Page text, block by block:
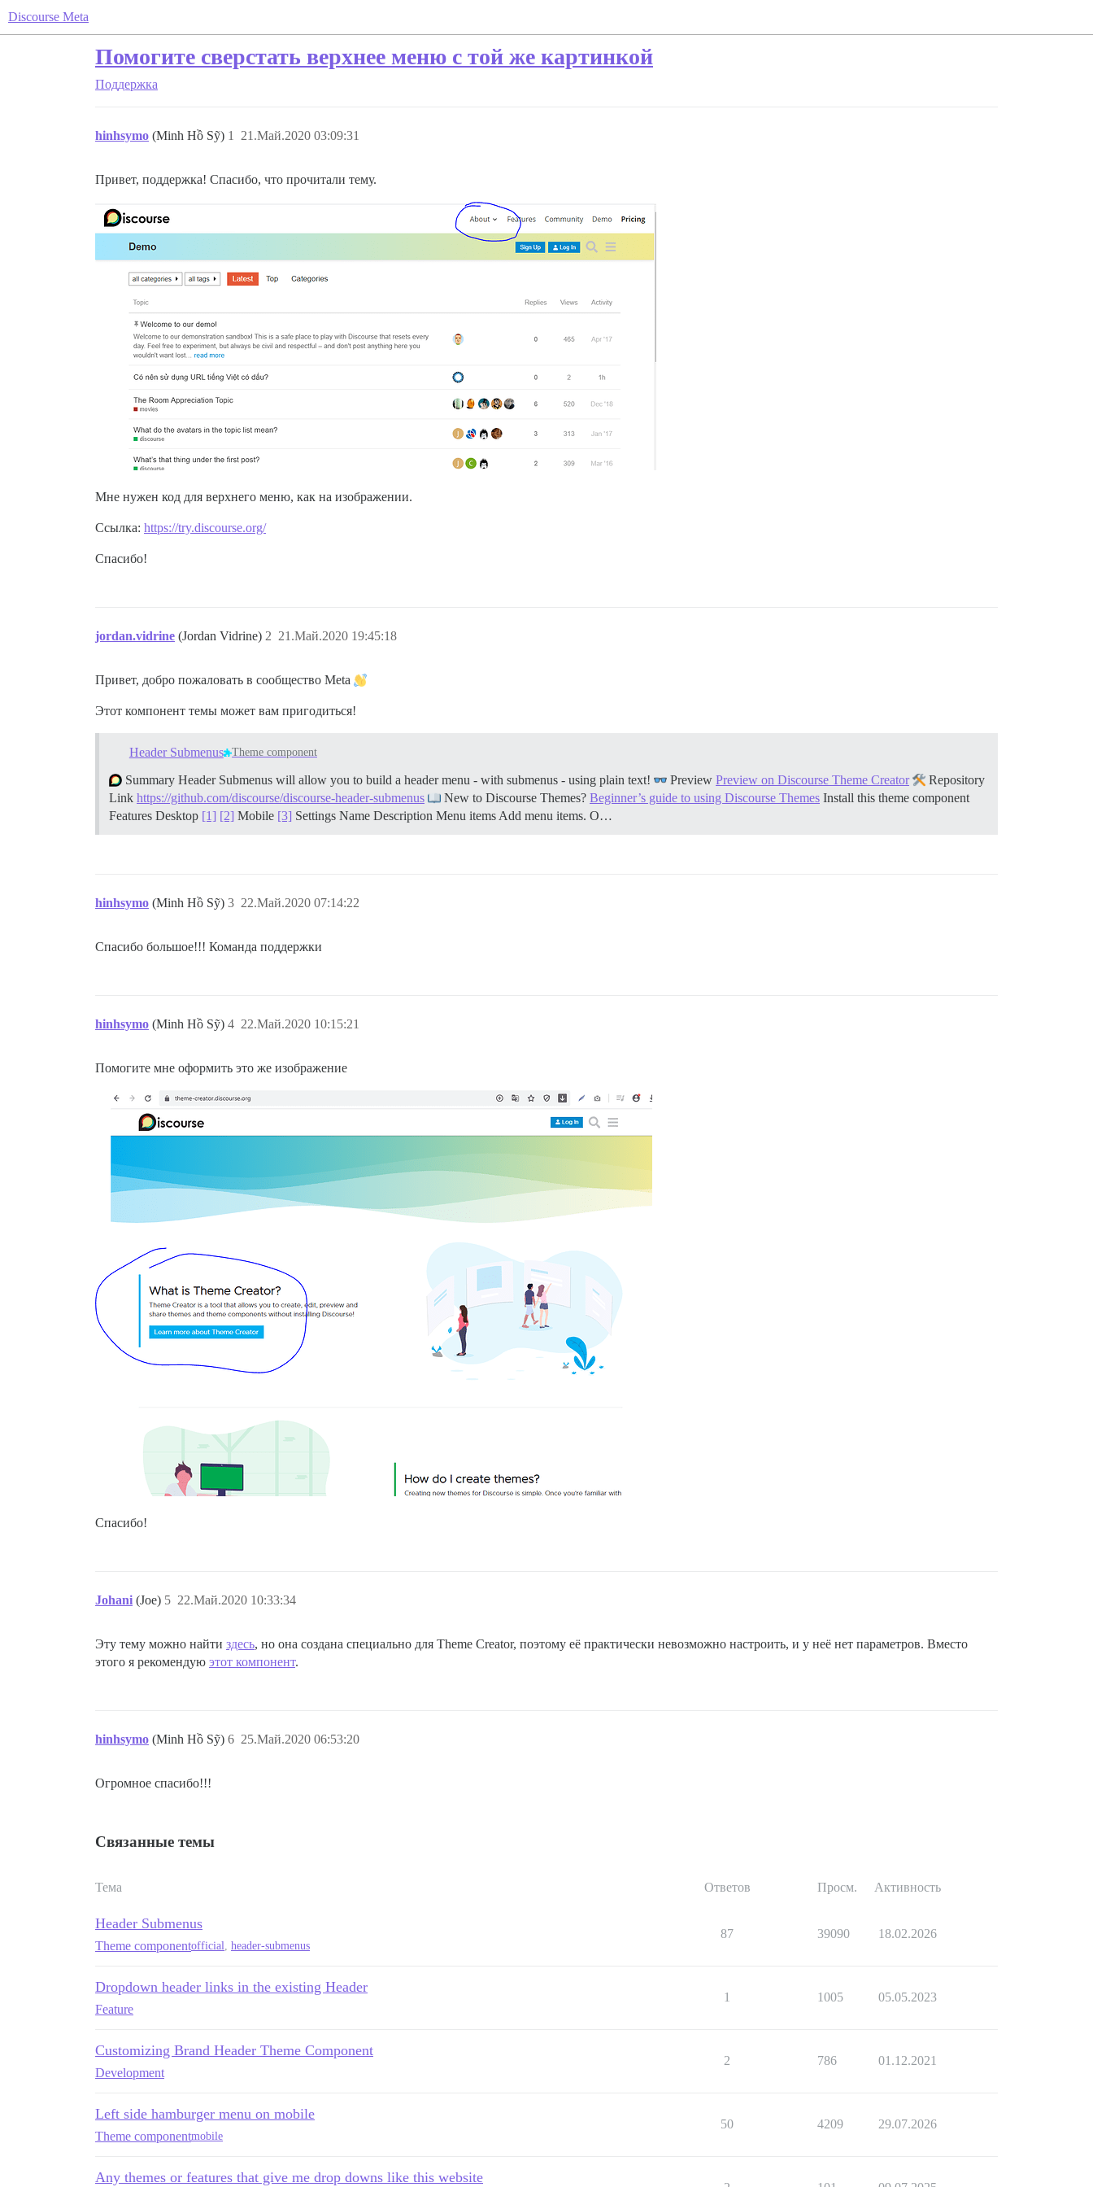
Discourse Meta
Помогите сверстать верхнее меню с той же картинкой
Поддержка
hinhsymo (Minh Hồ Sỹ) 21.Май.2020 03:09:31
1
Привет, поддержка! Спасибо, что прочитали тему.
Мне нужен код для верхнего меню, как на изображении.
Ссылка: https://try.discourse.org/
Спасибо!
jordan.vidrine (Jordan Vidrine) 21.Май.2020 19:45:18
2
Привет, добро пожаловать в сообщество Meta
Этот компонент темы может вам пригодиться!
Header Submenus Theme component
Summary Header Submenus will allow you to build a header menu - with submenus - using plain text! Preview Preview on Discourse Theme Creator
Repository
Link https://github.com/discourse/discourse-header-submenus New to Discourse Themes? Beginner’s guide to using Discourse Themes Install this theme component
Features Desktop [1] [2] Mobile [3] Settings Name Description Menu items Add menu items. O…
hinhsymo (Minh Hồ Sỹ) 22.Май.2020 07:14:22
3
Спасибо большое!!! Команда поддержки
hinhsymo (Minh Hồ Sỹ) 22.Май.2020 10:15:21
4
Помогите мне оформить это же изображение
Спасибо!
Johani (Joe) 22.Май.2020 10:33:34
5
Эту тему можно найти здесь, но она создана специально для Theme Creator, поэтому её практически невозможно настроить, и у неё нет параметров. Вместо
этого я рекомендую этот компонент.
hinhsymo (Minh Hồ Sỹ) 25.Май.2020 06:53:20
6
Огромное спасибо!!!
Связанные темы
Тема Ответов Просм. Активность
Header Submenus
Theme componentofficial, header-submenus
87 39090 18.02.2026
Dropdown header links in the existing Header
Feature
1 1005 05.05.2023
Customizing Brand Header Theme Component
Development
2 786 01.12.2021
Left side hamburger menu on mobile
Theme componentmobile
50 4209 29.07.2026
Any themes or features that give me drop downs like this website